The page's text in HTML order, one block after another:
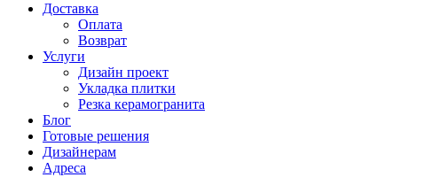
Доставка
Оплата
Возврат
Услуги
Дизайн проект
Укладка плитки
Резка керамогранита
Блог
Готовые решения
Дизайнерам
Адреса